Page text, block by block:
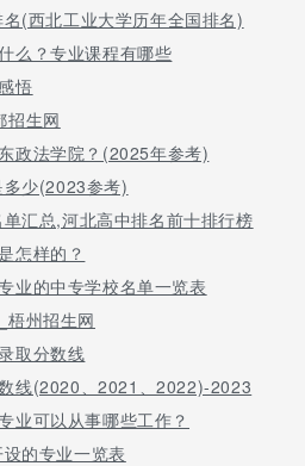
宁夏高考理科状元!
文科状元，虚分683获文科第一名。
706分勇夺安徽理科状元
李宇轩， 总分705分(语文137分 数
分) 。
熊轩昂，总分690分(语文132分，
268分)。
(西北工业大学历年全国排名)
么？专业课程有哪些
悟
招生网
政法学院？(2025年参考)
少(2023参考)
汇总,河北高中排名前十排行榜
怎样的？
业的中专学校名单一览表
梧州招生网
取分数线
线(2020、2021、2022)-2023
业可以从事哪些工作？
的专业一览表